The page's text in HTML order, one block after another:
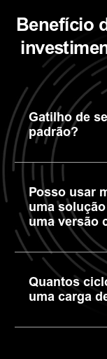
Benefício
Gatilho de
padrão?
Posso usar
uma
uma versão
Quantos
uma carga